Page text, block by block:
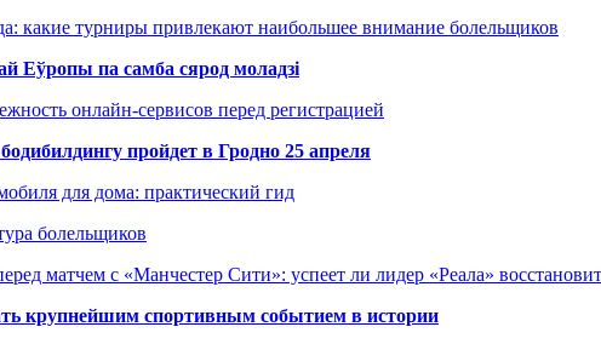
какие турниры привлекают наибольшее внимание болельщиков
Еўропы па самба сярод моладзі
онлайн-сервисов перед регистрацией
пройдет в Гродно 25 апреля
для дома: практический гид
болельщиков
матчем с «Манчестер Сити»: успеет ли лидер «Реала»
крупнейшим спортивным событием в истории